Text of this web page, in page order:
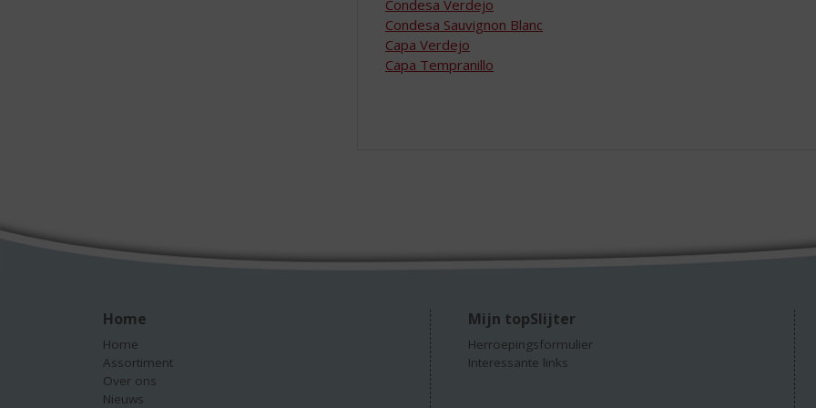
Condesa Verdejo
Condesa Sauvignon Blanc
Capa Verdejo
Capa Tempranillo
Home
Home
Assortiment
Over ons
Nieuws
Mijn topSlijter
Herroepingsformulier
Interessante links